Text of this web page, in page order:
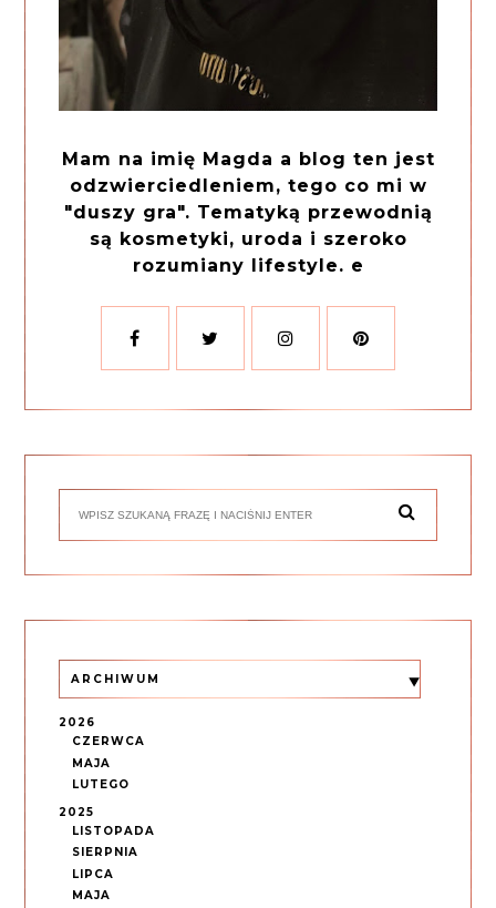
Mam na imię Magda a blog ten jest
odzwierciedleniem, tego co mi w
"duszy gra". Tematyką przewodnią
są kosmetyki, uroda i szeroko
rozumiany lifestyle. e
ARCHIWUM
2026
CZERWCA
MAJA
LUTEGO
2025
LISTOPADA
SIERPNIA
LIPCA
MAJA